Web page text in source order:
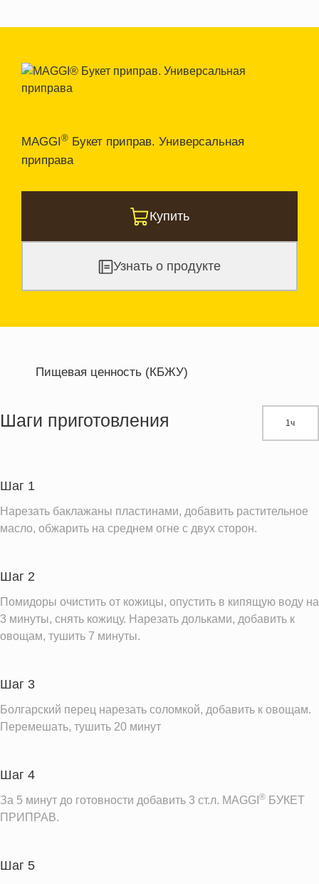
MAGGI® Букет приправ. Универсальная
приправа
Купить
Узнать о продукте
Пищевая ценность (КБЖУ)
Жиры
Информация для одной порции
Шаги приготовления 1ч
Шаг 1
Нарезать баклажаны пластинами, добавить растительное
масло, обжарить на среднем огне с двух сторон.
Шаг 2
Помидоры очистить от кожицы, опустить в кипящую воду на
3 минуты, снять кожицу. Нарезать дольками, добавить к
овощам, тушить 7 минуты.
Шаг 3
Болгарский перец нарезать соломкой, добавить к овощам.
Перемешать, тушить 20 минут
Шаг 4
За 5 минут до готовности добавить 3 ст.л. MAGGI ® БУКЕТ
ПРИПРАВ.
Шаг 5